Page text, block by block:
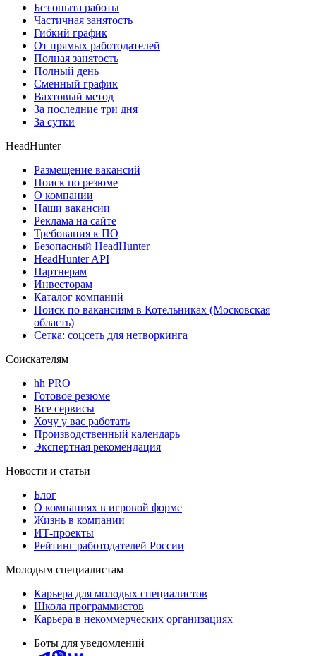
Без опыта работы
Частичная занятость
Гибкий график
От прямых работодателей
Полная занятость
Полный день
Сменный график
Вахтовый метод
За последние три дня
За сутки
HeadHunter
Размещение вакансий
Поиск по резюме
О компании
Наши вакансии
Реклама на сайте
Требования к ПО
Безопасный HeadHunter
HeadHunter API
Партнерам
Инвесторам
Каталог компаний
Поиск по вакансиям в Котельниках (Московская
область)
Сетка: соцсеть для нетворкинга
Соискателям
hh PRO
Готовое резюме
Все сервисы
Хочу у вас работать
Производственный календарь
Экспертная рекомендация
Новости и статьи
Блог
О компаниях в игровой форме
Жизнь в компании
ИТ-проекты
Рейтинг работодателей России
Молодым специалистам
Карьера для молодых специалистов
Школа программистов
Карьера в некоммерческих организациях
Боты для уведомлений